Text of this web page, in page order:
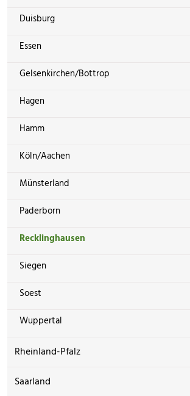
Duisburg
Essen
Gelsenkirchen/Bottrop
Hagen
Hamm
Köln/Aachen
Münsterland
Paderborn
Recklinghausen
Siegen
Soest
Wuppertal
Rheinland-Pfalz
Saarland